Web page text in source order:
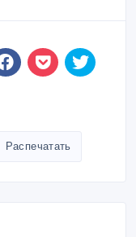
Распечатать